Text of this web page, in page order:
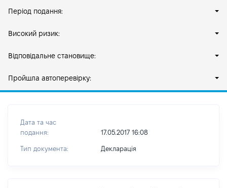
Період подання:
Високий ризик:
Відповідальне становище:
Пройшла автоперевірку:
Дата та час
подання:
17.05.2017 16:08
Тип документа: Декларація